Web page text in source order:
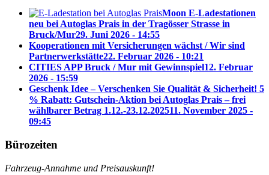
Moon E-Ladestationen
neu bei Autoglas Prais in der Tragösser Strasse in
Bruck/Mur29. Juni 2026 - 14:55
Kooperationen mit Versicherungen wächst / Wir sind
Partnerwerkstätte22. Februar 2026 - 10:21
CITIES APP Bruck / Mur mit Gewinnspiel12. Februar
2026 - 15:59
Geschenk Idee – Verschenken Sie Qualität & Sicherheit! 5
% Rabatt: Gutschein-Aktion bei Autoglas Prais – frei
wählbarer Betrag 1.12.-23.12.202511. November 2025 -
09:45
Bürozeiten
Fahrzeug-Annahme und Preisauskunft!